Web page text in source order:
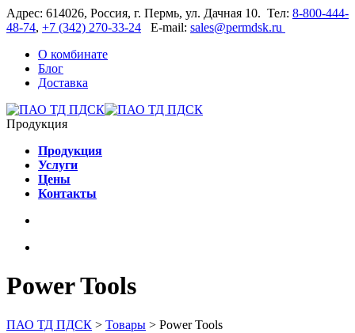
Адрес: 614026, Россия, г. Пермь, ул. Дачная 10. Тел: 8-800-444-
48-74, +7 (342) 270-33-24 E-mail: sales@permdsk.ru
О комбинате
Блог
Доставка
Продукция
Продукция
Услуги
Цены
Контакты
Power Tools
ПАО ТД ПДСК > Товары > Power Tools